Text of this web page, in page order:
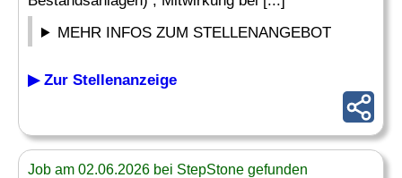
MEHR INFOS ZUM STELLENANGEBOT
▶ Zur Stellenanzeige
Job am 02.06.2026 bei StepStone gefunden